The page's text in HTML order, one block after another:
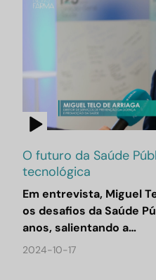
O futuro da Saúde
tecnológica
Em entrevista, Miguel
os desafios da Saúde
anos, salientando a…
2024-10-17